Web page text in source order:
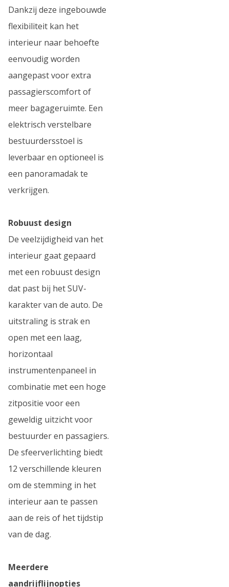
Dankzij deze ingebouwde
flexibiliteit kan het
interieur naar behoefte
eenvoudig worden
aangepast voor extra
passagierscomfort of
meer bagageruimte. Een
elektrisch verstelbare
bestuurdersstoel is
leverbaar en optioneel is
een panoramadak te
verkrijgen.
Robuust design
De veelzijdigheid van het
interieur gaat gepaard
met een robuust design
dat past bij het SUV-
karakter van de auto. De
uitstraling is strak en
open met een laag,
horizontaal
instrumentenpaneel in
combinatie met een hoge
zitpositie voor een
geweldig uitzicht voor
bestuurder en passagiers.
De sfeerverlichting biedt
12 verschillende kleuren
om de stemming in het
interieur aan te passen
aan de reis of het tijdstip
van de dag.
Meerdere
aandrijflijnopties